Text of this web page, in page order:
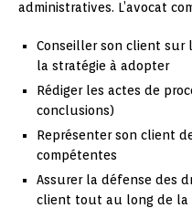
administratives. L’avocat
Conseiller son client sur
la stratégie à adopter
Rédiger les actes de
conclusions)
Représenter son client
compétentes
Assurer la défense des
client tout au long de la